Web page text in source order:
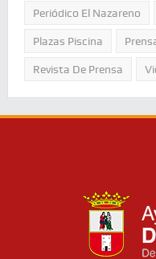
Periódico El Nazareno
Plazas Piscina
Revista De Prensa